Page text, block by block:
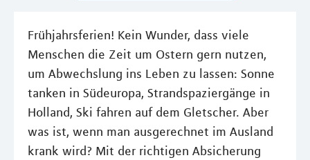
Frühjahrsferien! Kein Wunder, dass viele
Menschen die Zeit um Ostern gern nutzen,
um Abwechslung ins Leben zu lassen: Sonne
tanken in Südeuropa, Strandspaziergänge in
Holland, Ski fahren auf dem Gletscher. Aber
was ist, wenn man ausgerechnet im Ausland
krank wird? Mit der richtigen Absicherung